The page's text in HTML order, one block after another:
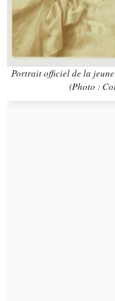
Portrait officiel de la
(Photo :